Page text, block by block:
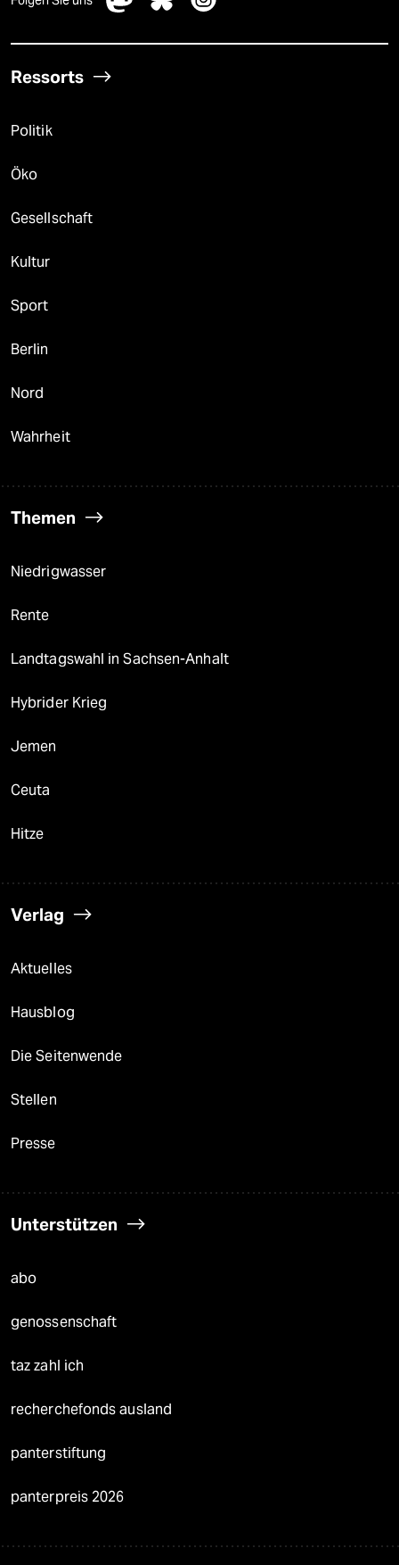
Ressorts
Politik
Öko
Gesellschaft
Kultur
Sport
Berlin
Nord
Wahrheit
Themen
Niedrigwasser
Rente
Landtagswahl in Sachsen-Anhalt
Hybrider Krieg
Jemen
Ceuta
Hitze
Verlag
Aktuelles
Hausblog
Die Seitenwende
Stellen
Presse
Unterstützen
abo
genossenschaft
taz zahl ich
recherchefonds ausland
panterstiftung
panterpreis 2026